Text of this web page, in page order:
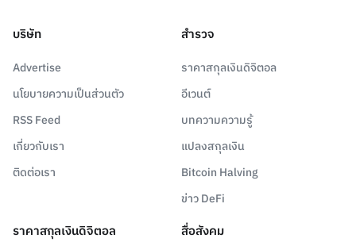
บริษัท
Advertise
นโยบายความเป็นส่วนตัว
RSS Feed
เกี่ยวกับเรา
ติดต่อเรา
สำรวจ
ราคาสกุลเงินดิจิตอล
อีเวนต์
บทความความรู้
แปลงสกุลเงิน
Bitcoin Halving
ข่าว DeFi
ราคาสกุลเงินดิจิตอล สื่อสังคม